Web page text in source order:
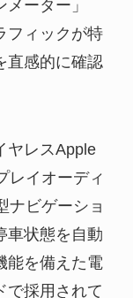
ーター」
フィックが特
直感的に確認
ヤレスApple
レイオーディ
ナビゲーショ
車状態を自動
能を備えた電
で採用されて